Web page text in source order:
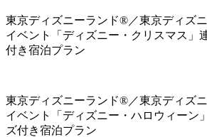
東京ディズニーランド®／東京ディズ
イベント「ディズニー・クリスマス」
付き宿泊プラン
東京ディズニーランド®／東京ディズ
イベント「ディズニー・ハロウィーン
ズ付き宿泊プラン